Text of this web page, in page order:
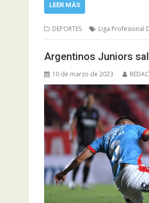
LEER MÁS
DEPORTES Liga Profesional
Argentinos Juniors
10 de marzo de 2023